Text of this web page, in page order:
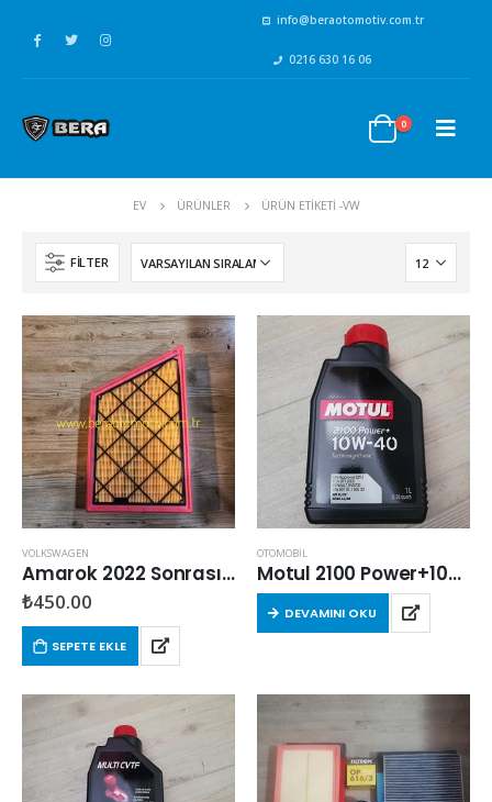
info@beraotomotiv.com.tr
0216 630 16 06
0
EV ÜRÜNLER ÜRÜN ETIKETI -VW
FILTER
VOLKSWAGEN
Amarok 2022 Sonrası 2.0 EcoBlue Hava Filtresi
₺450.00
SEPETE EKLE
OTOMOBİL
Motul 2100 Power+10w40 1 Lt
DEVAMINI OKU